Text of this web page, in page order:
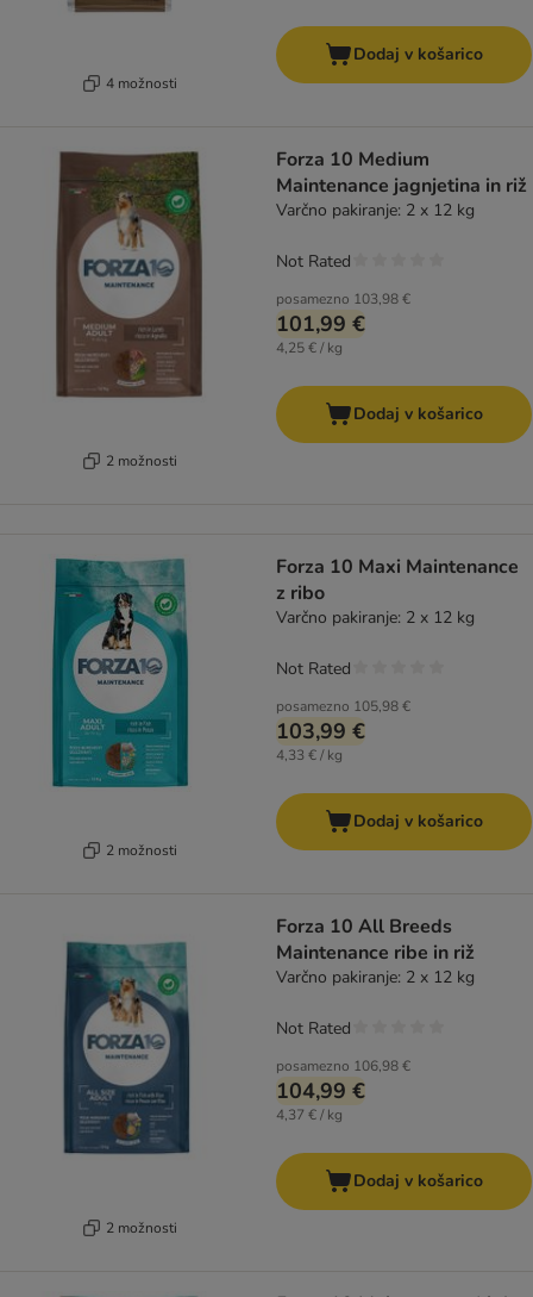
4 možnosti
Dodaj v košarico
2 možnosti
Forza 10 Medium
Maintenance jagnjetina in riž
Varčno pakiranje: 2 x 12 kg
posamezno 103,98 €
101,99 €
4,25 € / kg
Not Rated
Dodaj v košarico
2 možnosti
Forza 10 Maxi Maintenance
z ribo
Varčno pakiranje: 2 x 12 kg
posamezno 105,98 €
103,99 €
4,33 € / kg
Not Rated
Dodaj v košarico
2 možnosti
Forza 10 All Breeds
Maintenance ribe in riž
Varčno pakiranje: 2 x 12 kg
posamezno 106,98 €
104,99 €
4,37 € / kg
Not Rated
Dodaj v košarico